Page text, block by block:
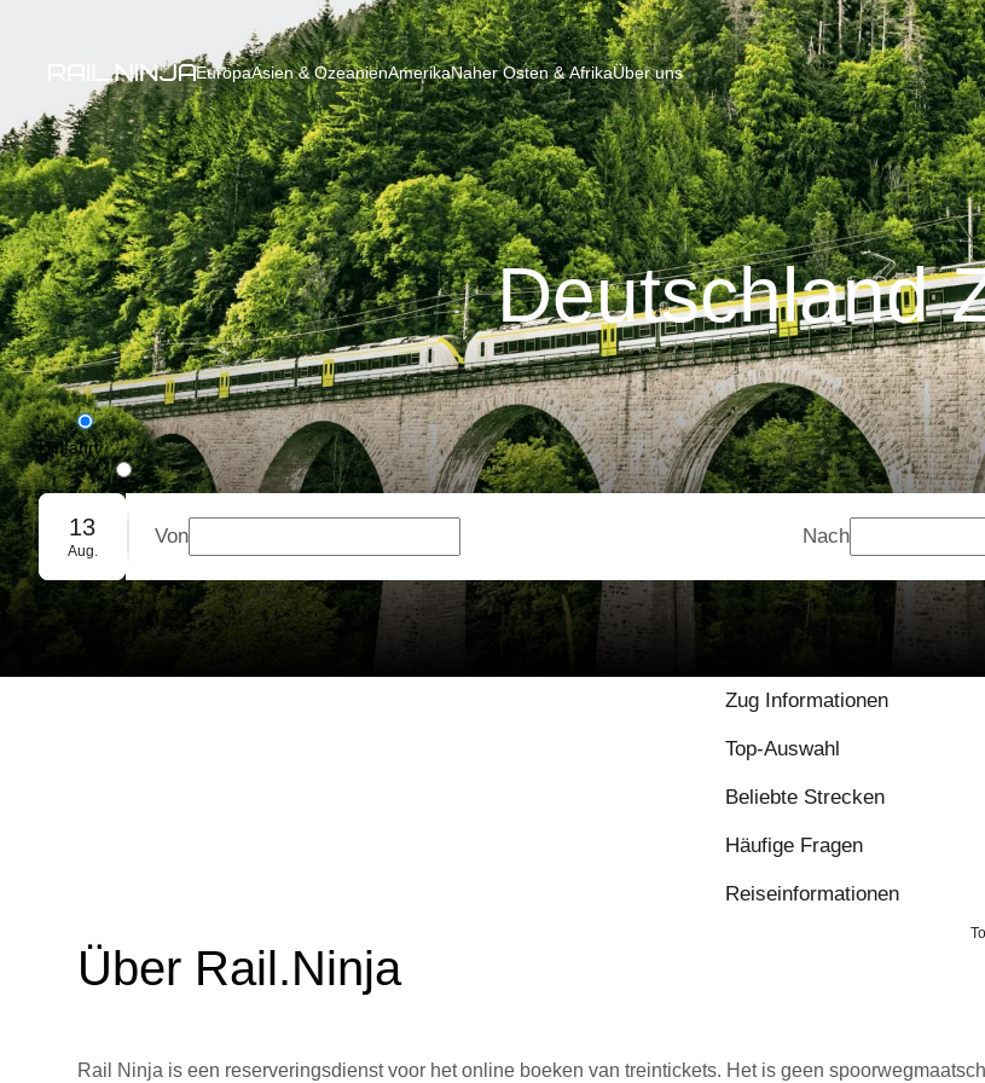
EuropaAsien & OzeanienAmerikaNaher Osten & AfrikaÜber uns
Deutschland
Hinfahrt
Rückfahrt
Gruppenbuchung
13
Aug.
Von Nach
Zug Informationen
Top-Auswahl
Beliebte Strecken
Häufige Fragen
Reiseinformationen
Über Rail.Ninja
Rail Ninja is een reserveringsdienst voor het online boeken van treintickets. Het is geen